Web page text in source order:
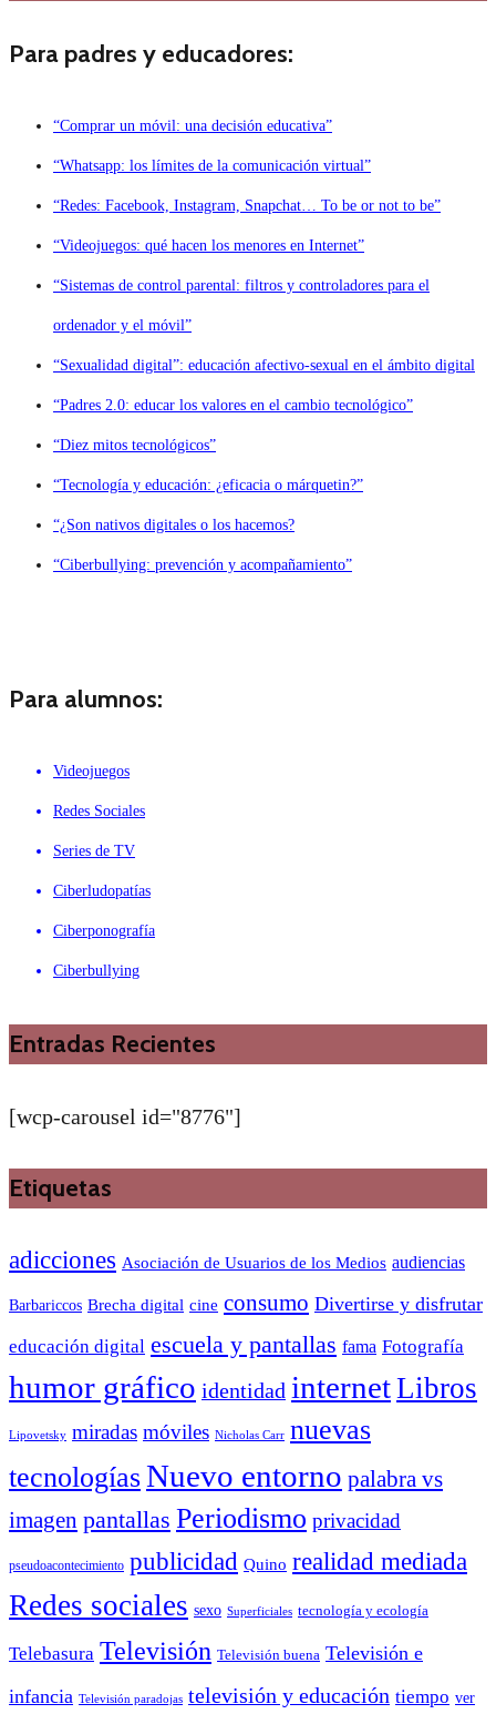
Para padres y educadores:
“Comprar un móvil: una decisión educativa”
“Whatsapp: los límites de la comunicación virtual”
“Redes: Facebook, Instagram, Snapchat… To be or not to be”
“Videojuegos: qué hacen los menores en Internet”
“Sistemas de control parental: filtros y controladores para el
ordenador y el móvil”
“Sexualidad digital”: educación afectivo-sexual en el ámbito digital
“Padres 2.0: educar los valores en el cambio tecnológico”
“Diez mitos tecnológicos”
“Tecnología y educación: ¿eficacia o márquetin?”
“¿Son nativos digitales o los hacemos?
“Ciberbullying: prevención y acompañamiento”
Para alumnos:
Videojuegos
Redes Sociales
Series de TV
Ciberludopatías
Ciberponografía
Ciberbullying
Entradas Recientes
[wcp-carousel id="8776"]
Etiquetas
adicciones Asociación de Usuarios de los Medios audiencias
Barbariccos Brecha digital cine consumo Divertirse y disfrutar
educación digital escuela y pantallas fama Fotografía
humor gráfico identidad internetLibros
Lipovetsky miradas móviles Nicholas Carr nuevas
tecnologíasNuevo entorno palabra vs
imagen pantallas Periodismo privacidad
pseudoacontecimiento publicidad Quino realidad mediada
Redes sociales sexo Superficiales tecnología y ecología
Telebasura Televisión Televisión buena Televisión e
infancia Televisión paradojas televisión y educación tiempo ver